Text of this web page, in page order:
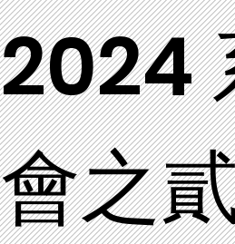
2024
會之